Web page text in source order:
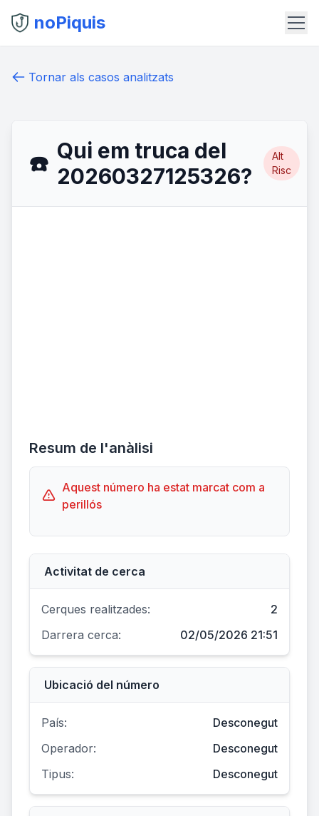
noPiquis
Tornar als casos analitzats
☎️ Qui em truca del
20260327125326?
Alt
Risc
Resum de l'anàlisi
Aquest número ha estat marcat com a
perillós
Activitat de cerca
Cerques realitzades:
2
Darrera cerca:
02/05/2026 21:51
Ubicació del número
País:
Desconegut
Operador:
Desconegut
Tipus:
Desconegut